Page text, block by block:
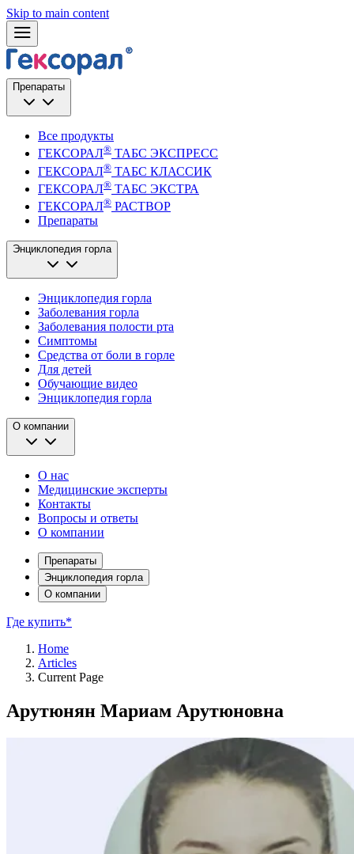
Skip to main content
Препараты
Все продукты
ГЕКСОРАЛ® ТАБС ЭКСПРЕСС
ГЕКСОРАЛ® ТАБС КЛАССИК
ГЕКСОРАЛ® ТАБС ЭКСТРА
ГЕКСОРАЛ® РАСТВОР
Препараты
Энциклопедия горла
Энциклопедия горла
Заболевания горла
Заболевания полости рта
Симптомы
Средства от боли в горле
Для детей
Обучающие видео
Энциклопедия горла
О компании
О нас
Медицинские эксперты
Контакты
Вопросы и ответы
О компании
Препараты
Энциклопедия горла
О компании
Где купить*
Home
Articles
Current Page
Арутюнян Мариам Арутюновна